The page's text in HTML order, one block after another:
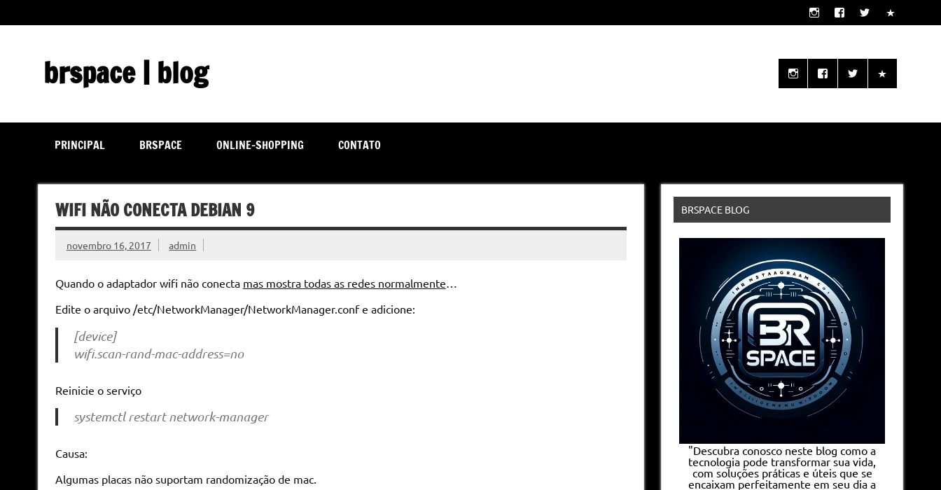
content
brspace | blog
PRINCIPAL BRSPACE ONLINE-SHOPPING CONTATO
WIFI NÃO CONECTA DEBIAN 9
novembro 16, 2017 admin
Quando o adaptador wifi não conecta mas mostra todas as redes normalmente…
Edite o arquivo /etc/NetworkManager/NetworkManager.conf e adicione:
[device]
wifi.scan-rand-mac-address=no
Reinicie o serviço
systemctl restart network-manager
Causa:
Algumas placas não suportam randomização de mac.
BRSPACE BLOG
"Descubra conosco neste blog como a
tecnologia pode transformar sua vida,
com soluções práticas e úteis que se
encaixam perfeitamente em seu dia a